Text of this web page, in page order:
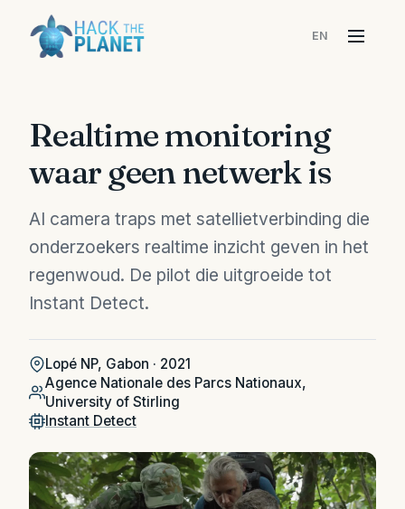
EN
Menu
Realtime monitoring
waar geen netwerk is
AI camera traps met satellietverbinding die
onderzoekers realtime inzicht geven in het
regenwoud. De pilot die uitgroeide tot
Instant Detect.
Lopé NP, Gabon · 2021
Agence Nationale des Parcs Nationaux,
University of Stirling
Instant Detect